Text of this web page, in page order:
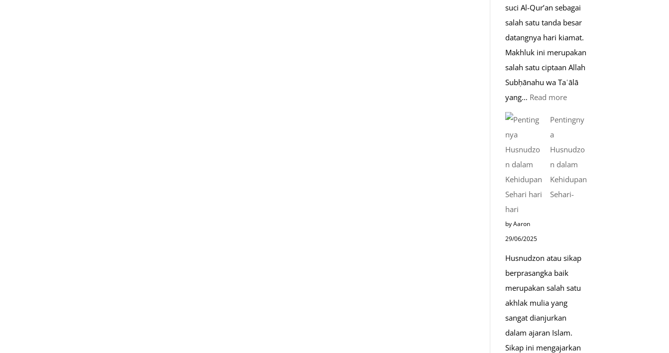
suci Al-Qur’an sebagai
salah satu tanda besar
datangnya hari kiamat.
Makhluk ini merupakan
salah satu ciptaan Allah
Subḥānahu wa Taʿālā
yang… Read more:
Dabbah
Pentingny
a
Husnudzo
n dalam
Kehidupan
Sehari-
hari
by Aaron
29/06/2025
Husnudzon atau sikap
berprasangka baik
merupakan salah satu
akhlak mulia yang
sangat dianjurkan
dalam ajaran Islam.
Sikap ini mengajarkan